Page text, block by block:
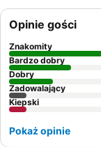
oferty śniadaniowe
malowniczymi
jezioro.
Opinie gości
Znakomity
Bardzo dobry
Dobry
Zadowalający
Kiepski
Pokaż opinie